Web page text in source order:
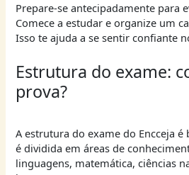
Prepare-se antecipadamente para
Comece a estudar e organize um
Isso te ajuda a se sentir confiante
Estrutura do exame:
prova?
A estrutura do exame do Encceja
é dividida em áreas de
linguagens, matemática, ciências